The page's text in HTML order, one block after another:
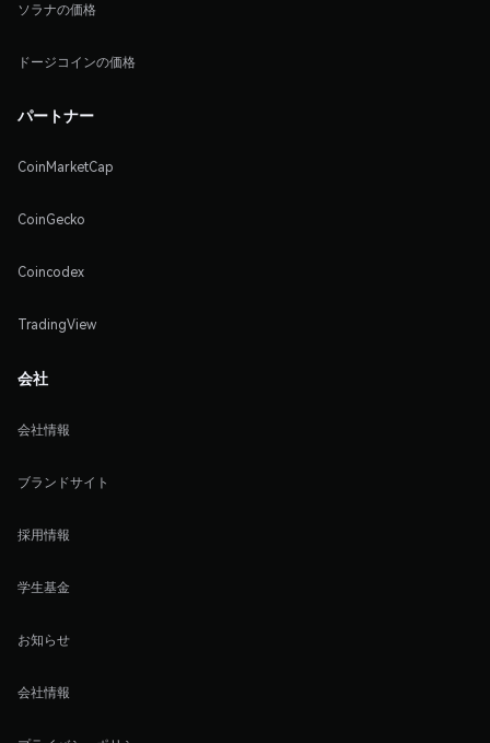
ソラナの価格
ドージコインの価格
パートナー
CoinMarketCap
CoinGecko
Coincodex
TradingView
会社
会社情報
ブランドサイト
採用情報
学生基金
お知らせ
会社情報